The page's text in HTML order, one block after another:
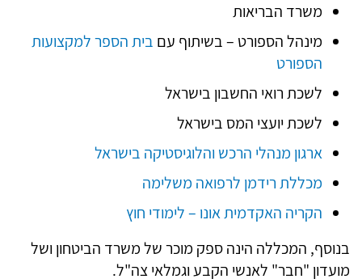
משרד הבריאות
מינהל הספורט – בשיתוף עם בית הספר למקצועות
הספורט
לשכת רואי החשבון בישראל
לשכת יועצי המס בישראל
ארגון מנהלי הרכש והלוגיסטיקה בישראל
מכללת רידמן לרפואה משלימה
הקריה האקדמית אונו – לימודי חוץ
בנוסף, המכללה הינה ספק מוכר של משרד הביטחון ושל
מועדון "חבר" לאנשי הקבע וגמלאי צה"ל.